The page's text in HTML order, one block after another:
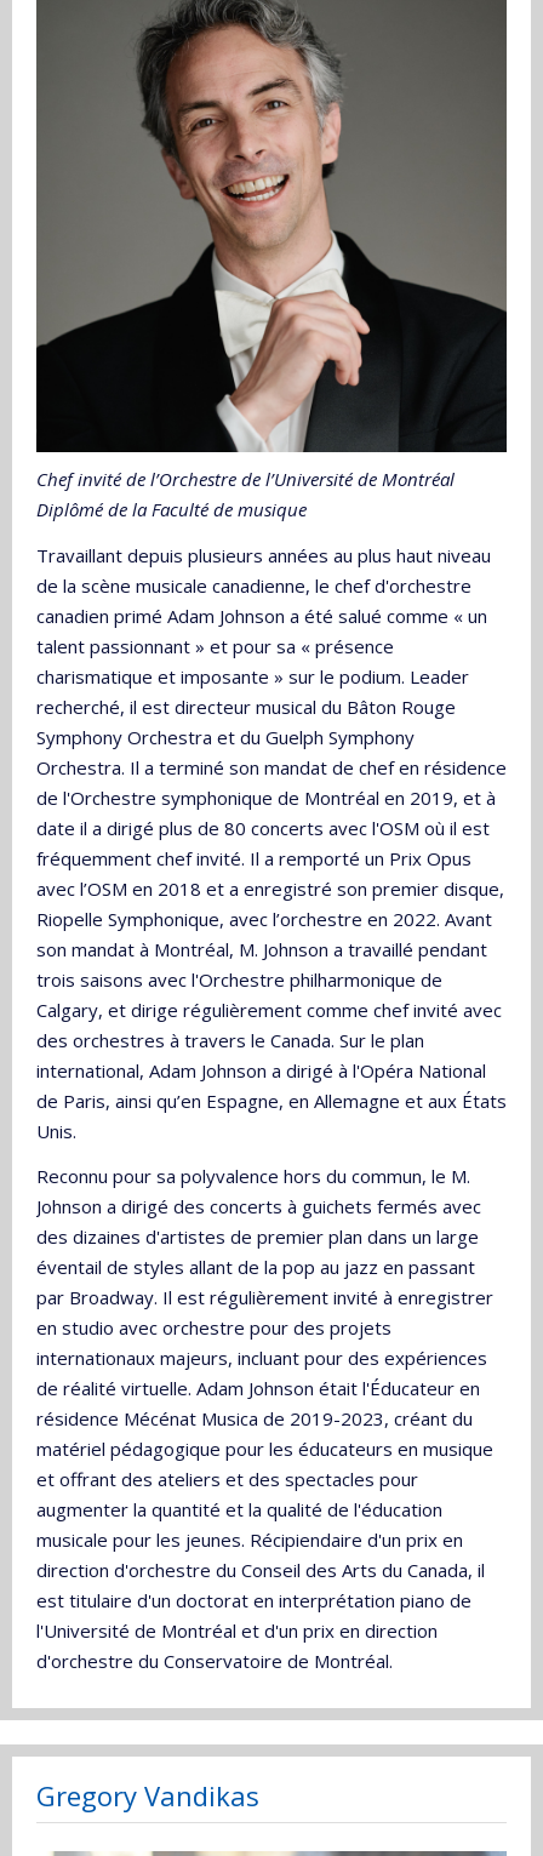
Chef invité de l’Orchestre de l’Université de Montréal
Diplômé de la Faculté de musique
Travaillant depuis plusieurs années au plus haut niveau
de la scène musicale canadienne, le chef d'orchestre
canadien primé Adam Johnson a été salué comme « un
talent passionnant » et pour sa « présence
charismatique et imposante » sur le podium. Leader
recherché, il est directeur musical du Bâton Rouge
Symphony Orchestra et du Guelph Symphony
Orchestra. Il a terminé son mandat de chef en résidence
de l'Orchestre symphonique de Montréal en 2019, et à
date il a dirigé plus de 80 concerts avec l'OSM où il est
fréquemment chef invité. Il a remporté un Prix Opus
avec l’OSM en 2018 et a enregistré son premier disque,
Riopelle Symphonique, avec l’orchestre en 2022. Avant
son mandat à Montréal, M. Johnson a travaillé pendant
trois saisons avec l'Orchestre philharmonique de
Calgary, et dirige régulièrement comme chef invité avec
des orchestres à travers le Canada. Sur le plan
international, Adam Johnson a dirigé à l'Opéra National
de Paris, ainsi qu’en Espagne, en Allemagne et aux États
Unis.
Reconnu pour sa polyvalence hors du commun, le M.
Johnson a dirigé des concerts à guichets fermés avec
des dizaines d'artistes de premier plan dans un large
éventail de styles allant de la pop au jazz en passant
par Broadway. Il est régulièrement invité à enregistrer
en studio avec orchestre pour des projets
internationaux majeurs, incluant pour des expériences
de réalité virtuelle. Adam Johnson était l'Éducateur en
résidence Mécénat Musica de 2019-2023, créant du
matériel pédagogique pour les éducateurs en musique
et offrant des ateliers et des spectacles pour
augmenter la quantité et la qualité de l'éducation
musicale pour les jeunes. Récipiendaire d'un prix en
direction d'orchestre du Conseil des Arts du Canada, il
est titulaire d'un doctorat en interprétation piano de
l'Université de Montréal et d'un prix en direction
d'orchestre du Conservatoire de Montréal.
Gregory Vandikas